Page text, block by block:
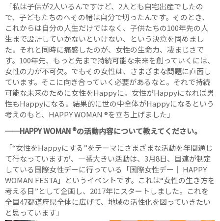
「私は子供が2人いるんですけど、2人とも自宅出産でしたの
で、子どもたちのへその緒は自分で切ったんです。そのとき、
これからは自分の人生だけではなく、子供たちの100年先の人
生まで設計していかないといけない、という決意を固めまし
た。それと同時に痛感したのが、女性の生命力、凄まじさで
す。100年先、もっと先まで持続可能な未来を創っていくには、
女性の力が不可欠。でもその女性は、さまざまな問題に直面し
ています。そこに向き合っていく必要があるなと。それで持続
可能な未来のために女性をHappyに。女性がHappyになれば男
性もHappyになる。結果的に世の中全体がHappyになるという
考えのもと、HAPPY WOMAN ®を立ち上げました」
──HAPPY WOMAN ®の活動内容について教えてください。
「“女性をHappyにする”をテーマにさまざまな活動を年間通じ
て行なっていますが、一番大きい活動は、3月8日、国連が制定
している国際女性デーに行っている「国際女性デー｜ HAPPY
WOMAN FESTA」というイベントです。これは“女性の生き方を
考える日”として企画し、2017年にスタートしました。これを
全国47都道府県全体に広げて、地域の活性化を図っていきたい
と思っています」